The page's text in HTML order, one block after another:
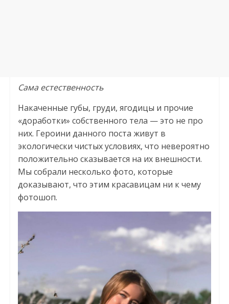
Сама естественность
Накаченные губы, груди, ягодицы и прочие
«доработки» собственного тела — это не про
них. Героини данного поста живут в
экологически чистых условиях, что невероятно
положительно сказывается на их внешности.
Мы собрали несколько фото, которые
доказывают, что этим красавицам ни к чему
фотошоп.